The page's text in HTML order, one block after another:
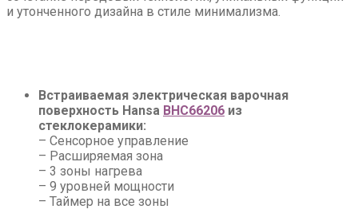
и утонченного дизайна в стиле минимализма.
Встраиваемая электрическая варочная
поверхность Hansa BHC66206 из
стеклокерамики:
– Сенсорное управление
– Расширяемая зона
– 3 зоны нагрева
– 9 уровней мощности
– Таймер на все зоны